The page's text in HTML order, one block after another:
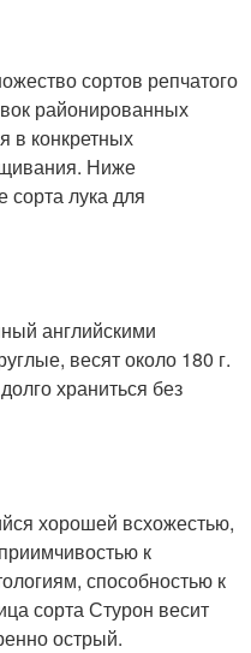
сортов репчатого
районированных
в конкретных
Ниже
лука для
английскими
весят около 180 г.
храниться без
хорошей всхожестью,
к
способностью к
сорта Стурон весит
острый.